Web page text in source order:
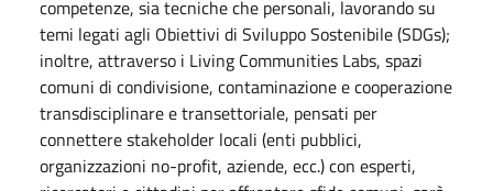
competenze, sia tecniche che personali, lavorando su
temi legati agli Obiettivi di Sviluppo Sostenibile (SDGs);
inoltre, attraverso i Living Communities Labs, spazi
comuni di condivisione, contaminazione e cooperazione
transdisciplinare e transettoriale, pensati per
connettere stakeholder locali (enti pubblici,
organizzazioni no-profit, aziende, ecc.) con esperti,